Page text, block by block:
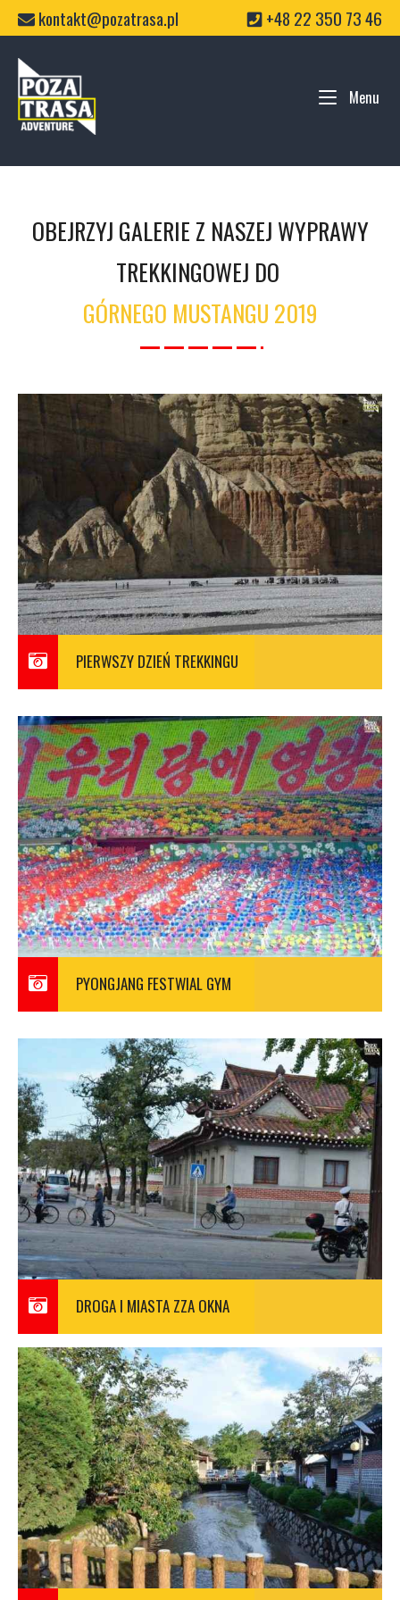
Skip
kontakt@pozatrasa.pl +48 22 350 73 46
Home
Menu
OBEJRZYJ GALERIE Z NASZEJ WYPRAWY
TREKKINGOWEJ DO
GÓRNEGO MUSTANGU 2019
PIERWSZY DZIEŃ TREKKINGU
PYONGJANG FESTWIAL GYM
DROGA I MIASTA ZZA OKNA